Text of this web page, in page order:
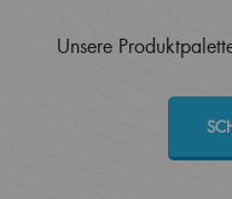
Unsere